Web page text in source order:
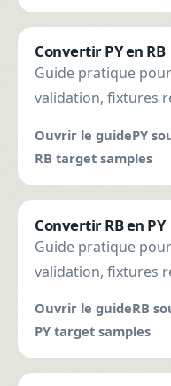
Convertir PY en RB
Guide pratique
validation, fixtures
Ouvrir le guidePY
RB target samples
Convertir RB en PY
Guide pratique
validation, fixtures
Ouvrir le guideRB
PY target samples